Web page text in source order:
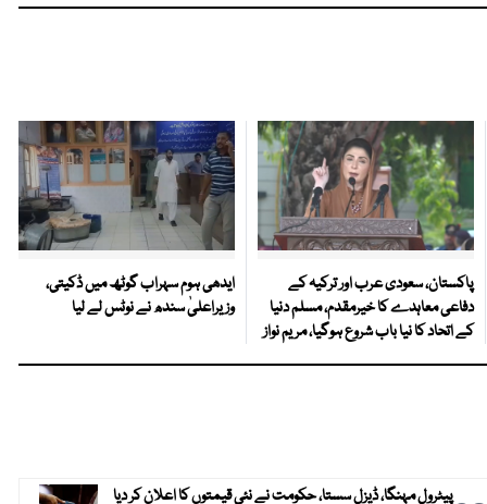
پاکستان، سعودی عرب اور ترکیہ کے
دفاعی معاہدے کا خیرمقدم، مسلم دنیا
کے اتحاد کا نیا باب شروع ہوگیا، مریم نواز
ایدھی ہوم سہراب گوٹھ میں ڈکیتی،
وزیراعلیٰ سندھ نے نوٹس لے لیا
پیٹرول مہنگا، ڈیزل سستا، حکومت نے نئی قیمتوں کا اعلان کر دیا